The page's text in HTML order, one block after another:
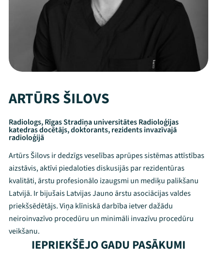
ARTŪRS ŠILOVS
Radiologs, Rīgas Stradiņa universitātes Radioloģijas
katedras docētājs, doktorants, rezidents invazīvajā
radioloģijā
Artūrs Šilovs ir dedzīgs veselības aprūpes sistēmas attīstības
aizstāvis, aktīvi piedaloties diskusijās par rezidentūras
kvalitāti, ārstu profesionālo izaugsmi un mediķu palikšanu
Latvijā. Ir bijušais Latvijas Jauno ārstu asociācijas valdes
priekšsēdētājs. Viņa klīniskā darbība ietver dažādu
neiroinvazīvo procedūru un minimāli invazīvu procedūru
veikšanu.
IEPRIEKŠĒJO GADU PASĀKUMI